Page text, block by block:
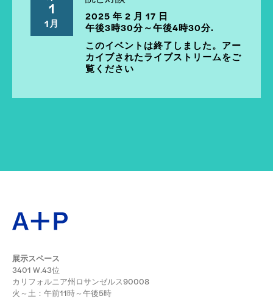
1
1月
2025 年 2 月 17 日
午後3時30分～午後4時30分.
このイベントは終了しました。アー
カイブされたライブストリームをご
覧ください
展示スペース
3401 W.43位
カリフォルニア州ロサンゼルス90008
火～土：午前11時～午後5時